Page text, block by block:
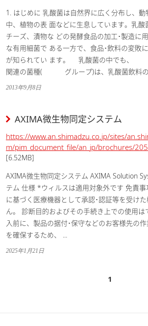
1. はじめに 乳酸菌は自然界に広く分布し、
中、植物の表 面などに生息しています。乳酸
チーズ、漬物な どの発酵食品の加工･製造に
な有用細菌で ある一方で、食品･飲料の変敗
が知られてい ます。 乳酸菌の
関連の菌種( グループ)は、乳酸菌飲料
2013年9月8日
AXIMA微生物同定システム
https://www.an.shimadzu.co.jp/sites/
m/pim_document_file/an_jp/brochures/
[6.52MB]
AXIMA微生物同定システム AXIMA Solution
テム 仕様 *ウィルスは適用対象外です 免責
に基づく医療機器として承認･認証等を受け
ん。 診断目的およびその手続き上での使用
入前に、製品の据付･保守などのお客様先の
を確保するため、 ...
2025年1月21日
1